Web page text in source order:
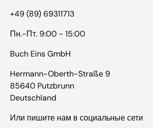
+49 (89) 69311713
Пн.-Пт. 9:00 - 15:00
Buch Eins GmbH
Hermann-Oberth-Straße 9
85640 Putzbrunn
Deutschland
Или пишите нам в социальные сети